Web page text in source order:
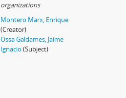
organizations
Montero Marx, Enrique
(Creator)
Ossa Galdames, Jaime
Ignacio (Subject)